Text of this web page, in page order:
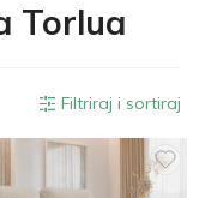
dana
Torlua
Filtriraj i sortiraj